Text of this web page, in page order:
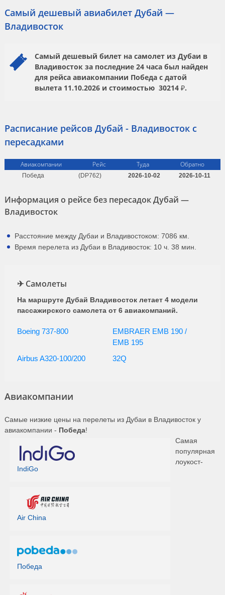
Самый дешевый авиабилет Дубай —
Владивосток
Самый дешевый билет на самолет из Дубаи в
Владивосток за последние 24 часа был найден
для рейса авиакомпании Победа с датой
вылета 11.10.2026 и стоимостью 30214 ₽.
Расписание рейсов Дубай - Владивосток с
пересадками
Авиакомпании Рейс Туда Обратно
Победа (DP762) 2026-10-02 2026-10-11
Информация о рейсе без пересадок Дубай —
Владивосток
Расстояние между Дубаи и Владивостоком: 7086 км.
Время перелета из Дубаи в Владивосток: 10 ч. 38 мин.
✈ Самолеты
На маршруте Дубай Владивосток летает 4 модели
пассажирского самолета от 6 авиакомпаний.
Boeing 737-800
EMBRAER EMB 190 /
EMB 195
Airbus A320-100/200
32Q
Авиакомпании
Самые низкие цены на перелеты из Дубаи в Владивосток у
авиакомпании - Победа!
IndiGo
Air China
Победа
Самая
популярная
лоукост-